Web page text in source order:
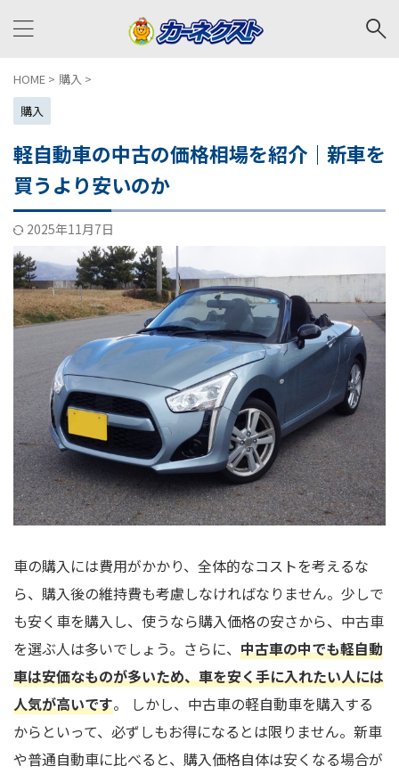
HOME > 購入 >
購入
軽自動車の中古の価格相場を紹介｜新車を
買うより安いのか
2025年11月7日
車の購入には費用がかかり、全体的なコストを考えるな
ら、購入後の維持費も考慮しなければなりません。少しで
も安く車を購入し、使うなら購入価格の安さから、中古車
を選ぶ人は多いでしょう。さらに、 中古車の中でも軽自動
車は安価なものが多いため、車を安く手に入れたい人には
人気が高いです。 しかし、中古車の軽自動車を購入する
からといって、必ずしもお得になるとは限りません。新車
や普通自動車に比べると、購入価格自体は安くなる場合が